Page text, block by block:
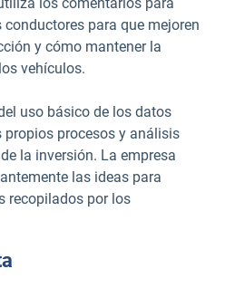
para que mejoren
y cómo mantener la
vehículos.
uso básico de los datos
procesos y análisis
la inversión. La empresa
las ideas para
recopilados por los